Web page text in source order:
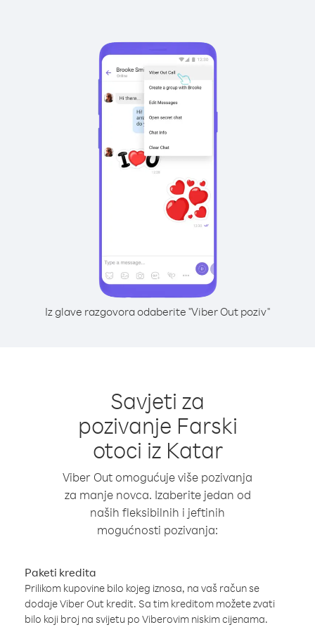
Iz glave razgovora odaberite "Viber Out poziv"
Savjeti za
pozivanje Farski
otoci iz Katar
Viber Out omogućuje više pozivanja
za manje novca. Izaberite jedan od
naših fleksibilnih i jeftinih
mogućnosti pozivanja:
Paketi kredita
Prilikom kupovine bilo kojeg iznosa, na vaš račun se
dodaje Viber Out kredit. Sa tim kreditom možete zvati
bilo koji broj na svijetu po Viberovim niskim cijenama.